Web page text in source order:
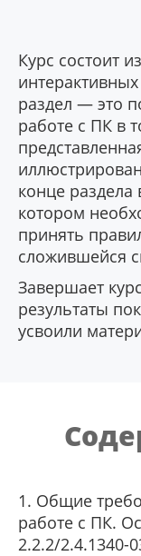
Курс состоит
раздел — это
работе с ПК в
конце раздела
котором
принять
сложившейся
Завершает
результаты
усвоили
1. Общие
работе с ПК.
2.2.2/2.4.1340-